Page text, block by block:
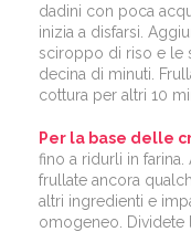
dadini con poca
inizia a disfarsi.
sciroppo di riso e le
decina di minuti.
cottura per altri 10
Per la base delle
fino a ridurli in
frullate ancora
altri ingredienti e
omogeneo. Dividete